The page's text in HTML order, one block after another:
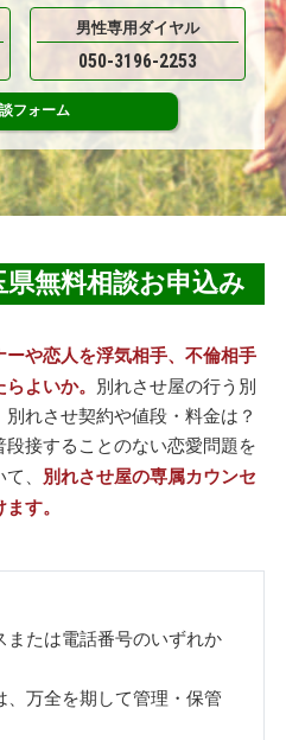
男性専用ダイヤル
050-3196-2253
フォーム
無料相談お申込み
や恋人を浮気相手、不倫相手
よいか。 別れさせ屋の行う別
れさせ契約や値段・料金は？
接することのない恋愛問題を
、 別れさせ屋の専属カウンセ
す。
または電話番号のいずれか
、万全を期して管理・保管